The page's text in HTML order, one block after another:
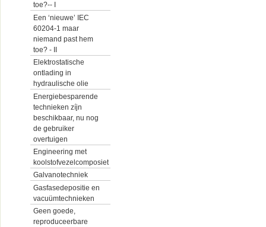
toe?-- I
Een ‘nieuwe’ IEC
60204-1 maar
niemand past hem
toe? - II
Elektrostatische
ontlading in
hydraulische olie
Energiebesparende
technieken zíjn
beschikbaar, nu nog
de gebruiker
overtuigen
Engineering met
koolstofvezelcomposiet
Galvanotechniek
Gasfasedepositie en
vacuümtechnieken
Geen goede,
reproduceerbare